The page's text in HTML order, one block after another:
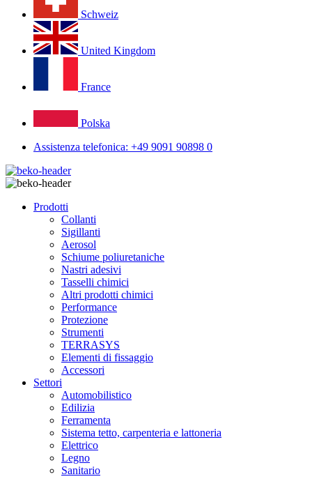
Schweiz
United Kingdom
France
Polska
Assistenza telefonica: +49 9091 90898 0
Prodotti
Collanti
Sigillanti
Aerosol
Schiume poliuretaniche
Nastri adesivi
Tasselli chimici
Altri prodotti chimici
Performance
Protezione
Strumenti
TERRASYS
Elementi di fissaggio
Accessori
Settori
Automobilistico
Edilizia
Ferramenta
Sistema tetto, carpenteria e lattoneria
Elettrico
Legno
Sanitario